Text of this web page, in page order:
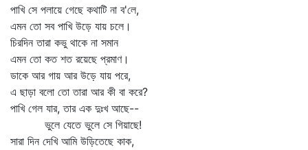
পাখি সে পলায়ে গেছে কথাটি না ব'লে,
এমন তো সব পাখি উড়ে যায় চলে।
চিরদিন তারা কভু থাকে না সমান
এমন তো কত শত রয়েছে প্রমাণ।
ডাকে আর গায় আর উড়ে যায় পরে,
এ ছাড়া বলো তো তারা আর কী বা করে?
পাখি গেল যার, তার এক দুঃখ আছে--
ভুলে যেতে ভুলে সে গিয়াছে!
সারা দিন দেখি আমি উড়িতেছে কাক,